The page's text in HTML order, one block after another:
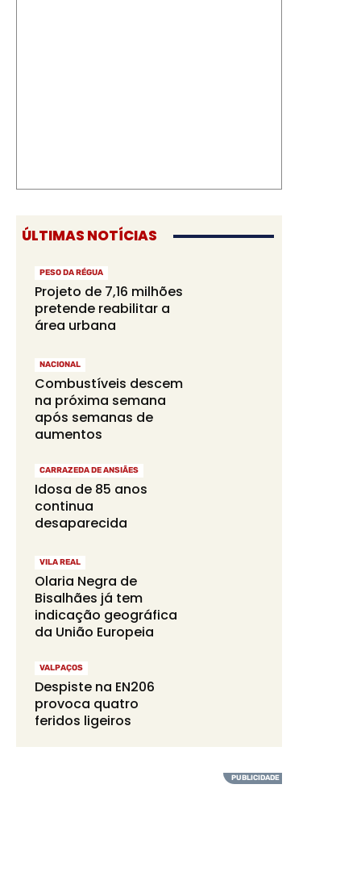
ÚLTIMAS NOTÍCIAS
PESO DA RÉGUA
Projeto de 7,16 milhões
pretende reabilitar a
área urbana
NACIONAL
Combustíveis descem
na próxima semana
após semanas de
aumentos
CARRAZEDA DE ANSIÃES
Idosa de 85 anos
continua
desaparecida
VILA REAL
Olaria Negra de
Bisalhães já tem
indicação geográfica
da União Europeia
VALPAÇOS
Despiste na EN206
provoca quatro
feridos ligeiros